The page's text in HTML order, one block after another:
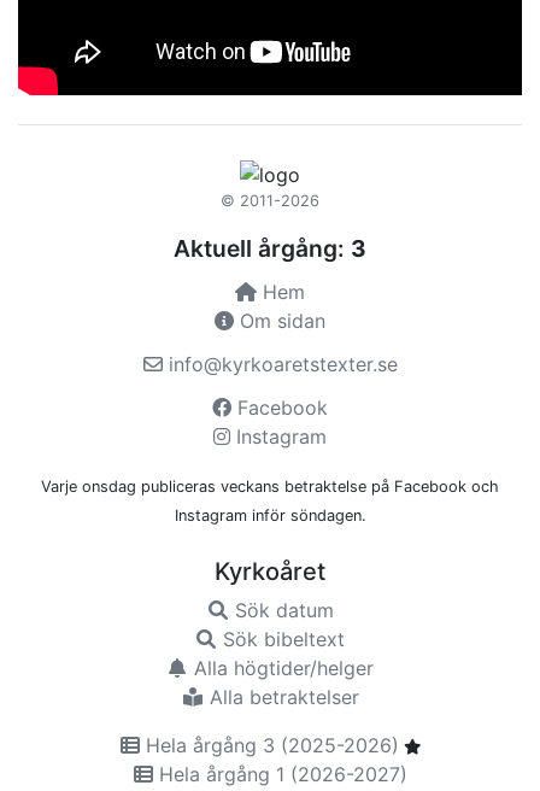
© 2011-2026
Aktuell årgång: 3
Hem
Om sidan
info@kyrkoaretstexter.se
Facebook
Instagram
Varje onsdag publiceras veckans betraktelse på Facebook och
Instagram inför söndagen.
Kyrkoåret
Sök datum
Sök bibeltext
Alla högtider/helger
Alla betraktelser
Hela årgång 3 (2025-2026)
Hela årgång 1 (2026-2027)